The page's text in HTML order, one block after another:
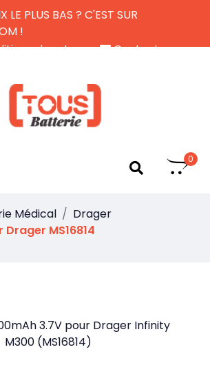
LE PLUS BAS ? C'EST SUR
!
de retour
Contactez-nous
0
Médical
Drager
MS16814